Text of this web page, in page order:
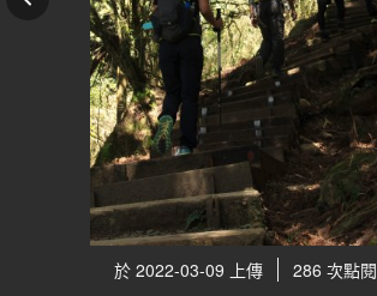
於 2022-03-09 上傳 286 次點閱